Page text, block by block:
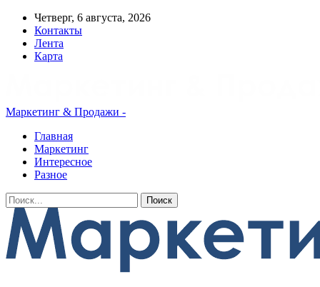
Четверг, 6 августа, 2026
Контакты
Лента
Карта
Маркетинг & Продажи -
Главная
Маркетинг
Интересное
Разное